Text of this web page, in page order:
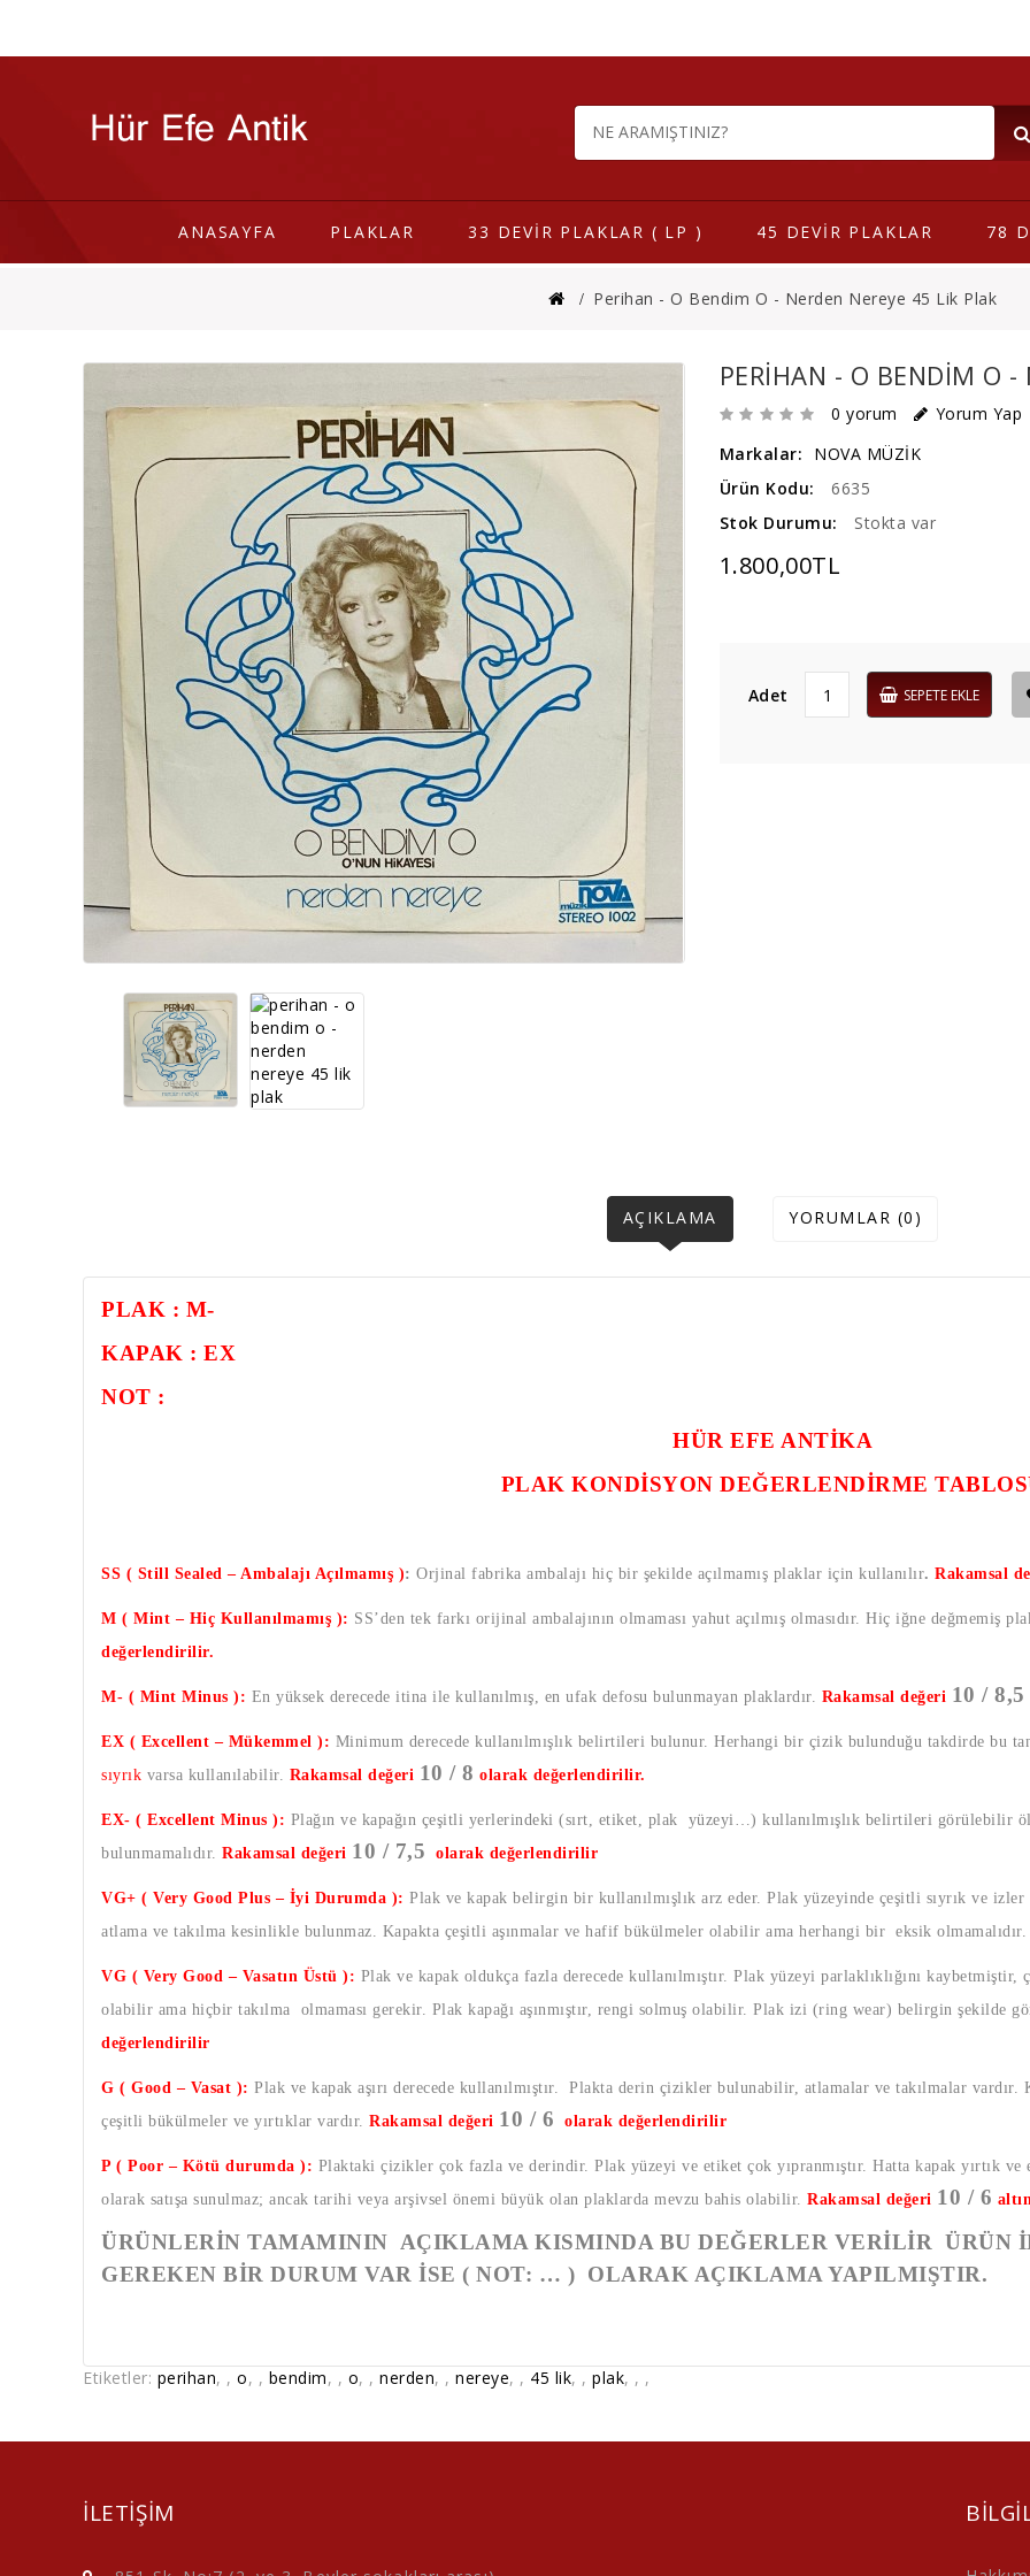
ANASAYFA PLAKLAR 33 DEVİR PLAKLAR ( LP ) 45 DEVİR PLAKLAR 78
Perihan - O Bendim O - Nerden Nereye 45 Lik Plak
PERIHAN - O BENDIM O -
0 yorum
Yorum Yap
Markalar:
NOVA MÜZİK
Ürün Kodu:
6635
Stok Durumu:
Stokta var
1.800,00TL
Adet SEPETE EKLE
AÇIKLAMA YORUMLAR (0)
PLAK : M-
KAPAK : EX
NOT :
HÜR EFE ANTİKA
PLAK KONDİSYON DEĞERLENDİRME
SS ( Still Sealed – Ambalajı Açılmamış ): Orjinal fabrika ambalajı hiç bir şekilde açılmamış plaklar için kullanılır. Rakamsal
M ( Mint – Hiç Kullanılmamış ): SS’den tek farkı orijinal ambalajının olmaması yahut açılmış olmasıdır. Hiç iğne değmemiş
değerlendirilir.
M- ( Mint Minus ): En yüksek derecede itina ile kullanılmış, en ufak defosu bulunmayan plaklardır. Rakamsal değeri 10 / 8,5
EX ( Excellent – Mükemmel ): Minimum derecede kullanılmışlık belirtileri bulunur. Herhangi bir çizik bulunduğu takdirde bu
sıyrık varsa kullanılabilir. Rakamsal değeri 10 / 8 olarak değerlendirilir.
EX- ( Excellent Minus ): Plağın ve kapağın çeşitli yerlerindeki (sırt, etiket, plak yüzeyi…) kullanılmışlık belirtileri görülebilir
bulunmamalıdır. Rakamsal değeri 10 / 7,5 olarak değerlendirilir
VG+ ( Very Good Plus – İyi Durumda ): Plak ve kapak belirgin bir kullanılmışlık arz eder. Plak yüzeyinde çeşitli sıyrık ve
atlama ve takılma kesinlikle bulunmaz. Kapakta çeşitli aşınmalar ve hafif bükülmeler olabilir ama herhangi bir eksik
VG ( Very Good – Vasatın Üstü ): Plak ve kapak oldukça fazla derecede kullanılmıştır. Plak yüzeyi parlaklıklığını
olabilir ama hiçbir takılma olmaması gerekir. Plak kapağı aşınmıştır, rengi solmuş olabilir. Plak izi (ring wear) belirgin şekilde
değerlendirilir
G ( Good – Vasat ): Plak ve kapak aşırı derecede kullanılmıştır. Plakta derin çizikler bulunabilir, atlamalar ve takılmalar
çeşitli bükülmeler ve yırtıklar vardır. Rakamsal değeri 10 / 6 olarak değerlendirilir
P ( Poor – Kötü durumda ): Plaktaki çizikler çok fazla ve derindir. Plak yüzeyi ve etiket çok yıpranmıştır. Hatta kapak yırtık
olarak satışa sunulmaz; ancak tarihi veya arşivsel önemi büyük olan plaklarda mevzu bahis olabilir. Rakamsal değeri 10 / 6
ÜRÜNLERİN TAMAMININ AÇIKLAMA KISMINDA BU DEĞERLER VERİLİR
GEREKEN BİR DURUM VAR İSE ( NOT: … ) OLARAK AÇIKLAMA YAPILMIŞTIR.
Etiketler: perihan, , o, , bendim, , o, , nerden, , nereye, , 45 lik, , plak, , ,
ILETIŞIM